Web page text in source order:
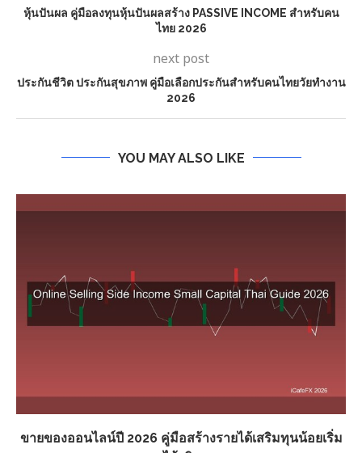
หุ้นปันผล คู่มือลงทุนหุ้นปันผลสร้าง PASSIVE INCOME สำหรับคน
ไทย 2026
next post
ประกันชีวิต ประกันสุขภาพ คู่มือเลือกประกันสำหรับคนไทยวัยทำงาน
2026
YOU MAY ALSO LIKE
ขายของออนไลน์ปี 2026 คู่มือสร้างรายได้เสริมทุนน้อยเริ่ม